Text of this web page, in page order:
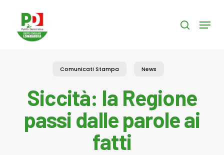
content
search
Menu
Comunicati Stampa News
Siccità: la Regione
passi dalle parole ai
fatti